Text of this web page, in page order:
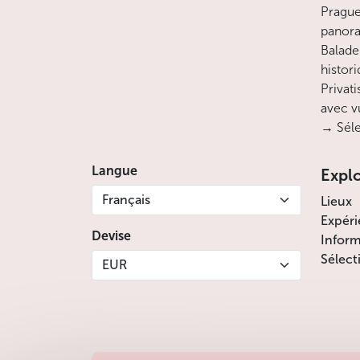
avec
→
Langue
Français
Devise
EUR
Lieux